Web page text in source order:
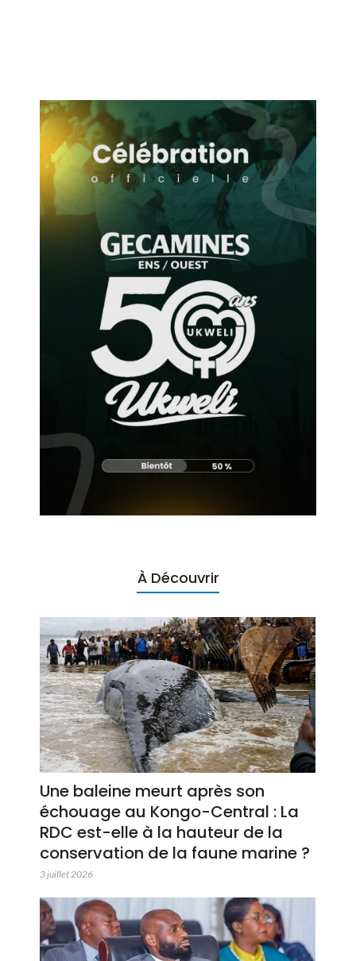
À Découvrir
Une baleine meurt après son
échouage au Kongo-Central : La
RDC est-elle à la hauteur de la
conservation de la faune marine ?
3 juillet 2026